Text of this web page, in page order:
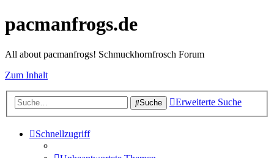
pacmanfrogs.de
All about pacmanfrogs! Schmuckhornfrosch Forum
Zum Inhalt
Suche Erweiterte Suche
Schnellzugriff